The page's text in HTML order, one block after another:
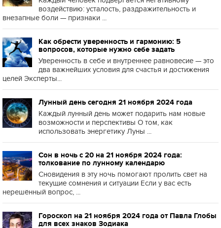
воздействию: усталость, раздражительность и
внезапные боли — признаки ...
Как обрести уверенность и гармонию: 5
вопросов, которые нужно себе задать
Уверенность в себе и внутреннее равновесие — это
два важнейших условия для счастья и достижения
целей Эксперты...
Лунный день сегодня 21 ноября 2024 года
Каждый лунный день может подарить нам новые
возможности и перспективы О том, как
использовать энергетику Луны ...
Сон в ночь с 20 на 21 ноября 2024 года:
толкование по лунному календарю
Сновидения в эту ночь помогают пролить свет на
текущие сомнения и ситуации Если у вас есть
нерешённый вопрос, ...
Гороскоп на 21 ноября 2024 года от Павла Глобы
для всех знаков Зодиака